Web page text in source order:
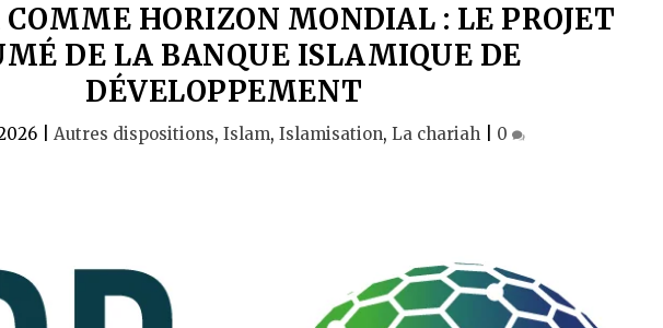
HORIZON MONDIAL : LE PROJET
DE LA BANQUE ISLAMIQUE DE
DÉVELOPPEMENT
|Autres dispositions,Islam,Islamisation,La chariah 0